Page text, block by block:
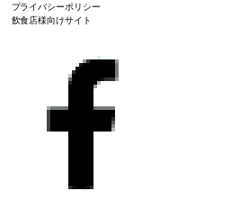
プライバシーポリシー
飲食店様向けサイト